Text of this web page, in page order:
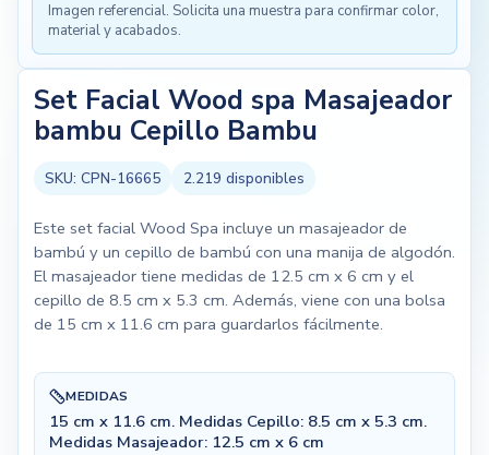
Imagen referencial. Solicita una muestra para confirmar color,
material y acabados.
Set Facial Wood spa Masajeador
bambu Cepillo Bambu
SKU: CPN-16665 2.219 disponibles
Este set facial Wood Spa incluye un masajeador de
bambú y un cepillo de bambú con una manija de algodón.
El masajeador tiene medidas de 12.5 cm x 6 cm y el
cepillo de 8.5 cm x 5.3 cm. Además, viene con una bolsa
de 15 cm x 11.6 cm para guardarlos fácilmente.
MEDIDAS
15 cm x 11.6 cm. Medidas Cepillo: 8.5 cm x 5.3 cm.
Medidas Masajeador: 12.5 cm x 6 cm